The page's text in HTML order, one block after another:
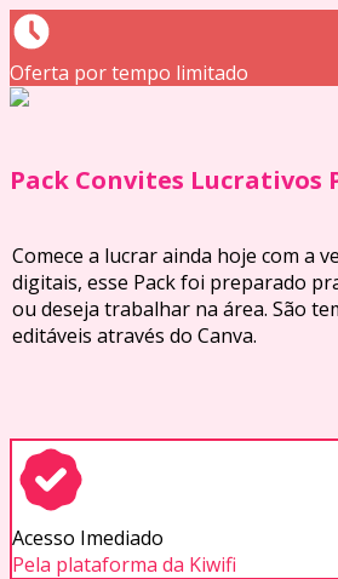
Oferta por tempo limitado
Pack Convites Lucrativos
Comece a lucrar ainda hoje com a
digitais, esse Pack foi preparado
ou deseja trabalhar na área. São
editáveis através do Canva.
Acesso Imediado
Pela plataforma da Kiwifi